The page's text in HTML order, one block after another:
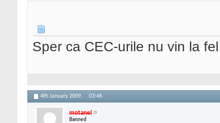
Sper ca CEC-urile nu vin la
4th January 2009, 03:46
motanel
Banned